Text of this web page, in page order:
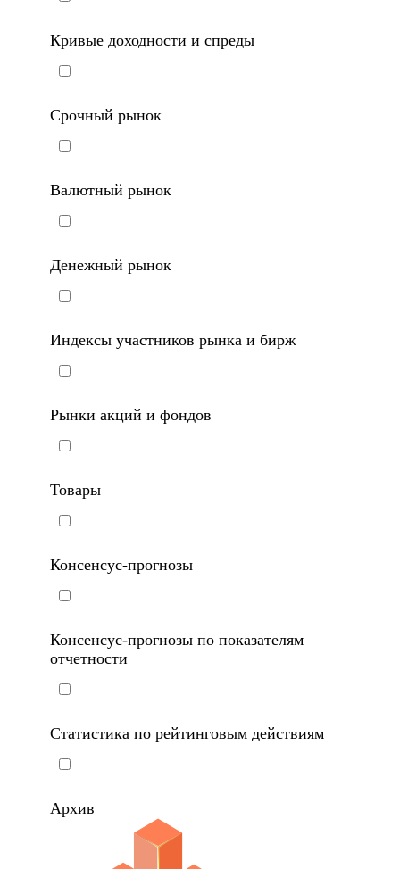
Кривые доходности и спреды
Срочный рынок
Валютный рынок
Денежный рынок
Индексы участников рынка и бирж
Рынки акций и фондов
Товары
Консенсус-прогнозы
Консенсус-прогнозы по показателям
отчетности
Статистика по рейтинговым действиям
Архив